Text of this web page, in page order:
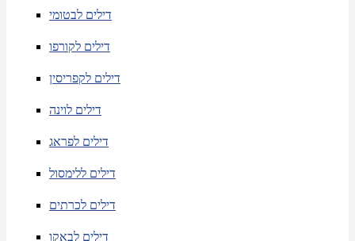
דילים לבטומי
דילים לקורפו
דילים לקפריסין
דילים לוינה
דילים לפראג
דילים ללימסול
דילים לכרתים
דילים לבאקו